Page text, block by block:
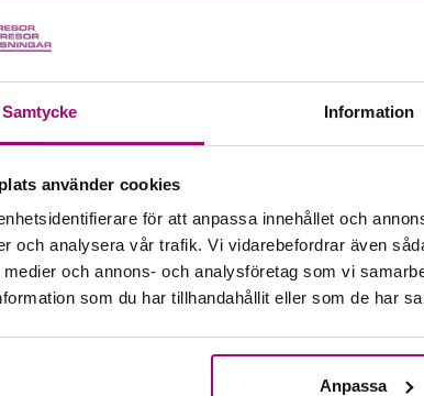
Samtycke Information
använder cookies
för att anpassa innehållet och
och analysera vår trafik. Vi vidarebefordrar även
och annons- och analysföretag som vi
som du har tillhandahållit eller som de har
Anpassa
avgångar just nu, kontakta
när nästa resa läggs upp